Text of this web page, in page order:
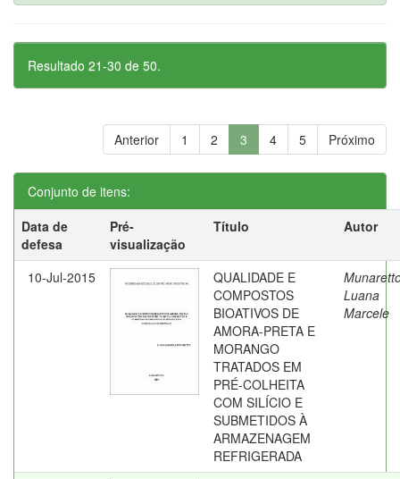
Resultado 21-30 de 50.
Anterior 1 2 3 4 5 Próximo
Conjunto de itens:
Data de
defesa
Pré-
visualização
Título Autor
10-Jul-2015
QUALIDADE E
COMPOSTOS
BIOATIVOS DE
AMORA-PRETA E
MORANGO
TRATADOS EM
PRÉ-COLHEITA
COM SILÍCIO E
SUBMETIDOS À
ARMAZENAGEM
REFRIGERADA
Luana
Marcele